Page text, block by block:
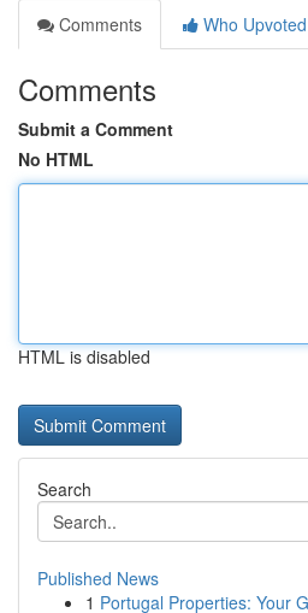
Comments
Who Upvoted
Comments
Submit a Comment
No HTML
HTML is disabled
Search
Published News
1 Portugal Properties: Your